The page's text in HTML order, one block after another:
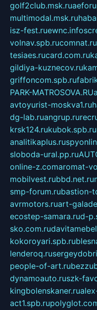
golf2club.msk.ru
multimodal.msk.ru
isz-fest.ruewnc.info
volnav.spb.rucomnat.ru
tesiaes.rucard.com.ru
gildiya-kuznecov.ru
griffoncom.spb.ru
PARK-MATROSOVA.RU
avtoyurist-moskva1.ru
dg-lab.ruangrup.ru
krsk124.rukubok.spb.ru
analitikaplus.ru
sloboda-ural.pp.ru
online-z.comaromat-
mobilvest.rubbd.net.ru
smp-forum.rubastion-
avrmotors.ruart-
ecostep-samara.rud-
sko.com.ru
kokoroyari.spb.ru
lenderoq.ru
people-of-art.ru
dynamoauto.ruszk-
kingbolenskaner.ru
act1.spb.ru